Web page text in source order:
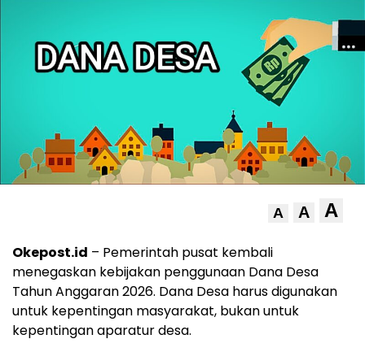
A A A
Okepost.id – Pemerintah pusat kembali
menegaskan kebijakan penggunaan Dana Desa
Tahun Anggaran 2026. Dana Desa harus digunakan
untuk kepentingan masyarakat, bukan untuk
kepentingan aparatur desa.